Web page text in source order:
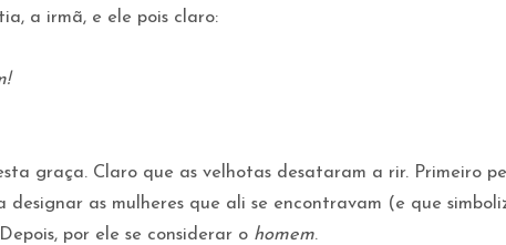
a irmã, e ele pois claro:
graça. Claro que as velhotas desataram a rir. Primeiro
designar as mulheres que ali se encontravam (e que
por ele se considerar o homem.